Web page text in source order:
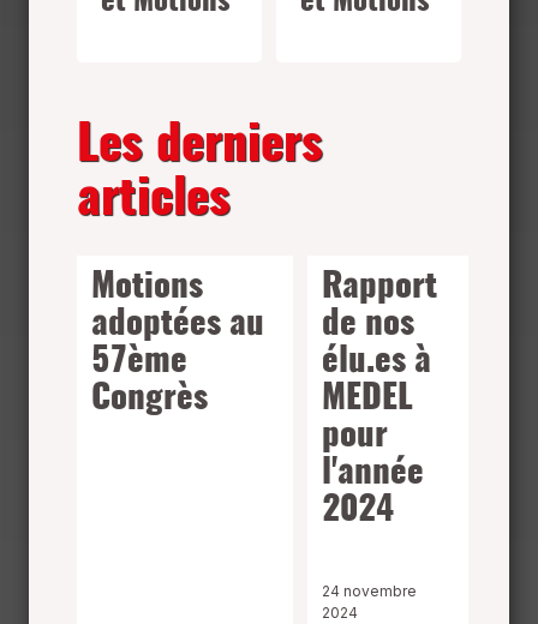
Les derniers
articles
Motions
adoptées au
57ème
Congrès
Rapport
de nos
élu.es à
MEDEL
pour
l'année
2024
24 novembre
2024